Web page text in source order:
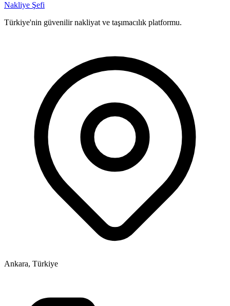
Nakliye Şefi
Türkiye'nin güvenilir nakliyat ve taşımacılık platformu.
Ankara, Türkiye